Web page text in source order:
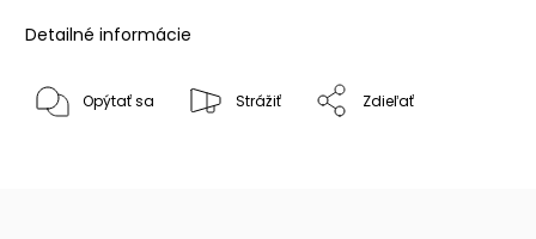
Detailné informácie
Opýtať sa Strážiť Zdieľať